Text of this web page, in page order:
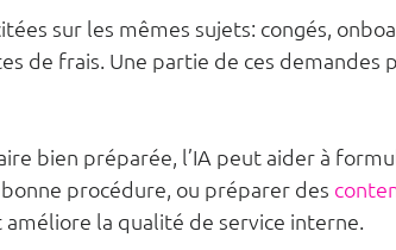
sur les mêmes sujets: congés,
de frais. Une partie de ces demandes
bien préparée, l’IA peut aider à
procédure, ou préparer des
la qualité de service interne.